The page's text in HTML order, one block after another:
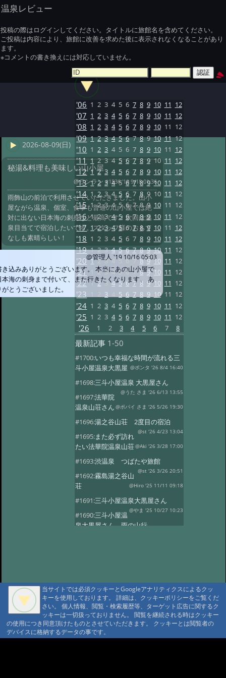
温泉レビュー
投稿の際はログインしてください。タイトルに旅館名を含めてください。
ご投稿は内容により、旅館に改善を求めた後に表示されなくなることがあり
ます。
※コメントの書き換えには対応していません。
2026-08-09(日)
秘湯&料理も美味しい山小屋
@ランラン #1536 '19 9/18 01:36
雨飾山の前泊で利用させていただきました。山小
屋ながら温泉、個室、食事も普通の山小屋では絶
対に出ない日本海の刺身など最高です！次回は温
泉目当てで宿泊したいです。スタッフ様のおもて
なしも素晴らしい！
@管理人 '19 10/16 05:03
き込みありがとうございます。 本当にあの山小屋で
本海の刺身まで付いて、また行きたくなります。 あ
がとうございました。
'06 1 2 3 4 5 6 7 8 9 10 11 12
'07 1 2 3 4 5 6 7 8 9 10 11 12
'08 1 2 3 4 5 6 7 8 9 10 11 12
'09 1 2 3 4 5 6 7 8 9 10 11 12
'10 1 2 3 4 5 6 7 8 9 10 11 12
'11 1 2 3 4 5 6 7 8 9 10 11 12
'12 1 2 3 4 5 6 7 8 9 10 11 12
'13 1 2 3 4 5 6 7 8 9 10 11 12
'14 1 2 3 4 5 6 7 8 9 10 11 12
'15 1 2 3 4 5 6 7 8 9 10 11 12
'16 1 2 3 4 5 6 7 8 9 10 11 12
'17 1 2 3 4 5 6 7 8 9 10 11 12
'18 1 2 3 4 5 6 7 8 9 10 11 12
'19 1 2 3 4 5 6 7 8 9 10 11 12
'20 1 2 3 4 5 6 7 8 9 10 11 12
'21 1 2 3 4 5 6 7 8 9 10 11 12
'22 1 2 3 4 5 6 7 8 9 10 11 12
'23 1 2 3 4 5 6 7 8 9 10 11 12
'24 1 2 3 4 5 6 7 8 9 10 11 12
'25 1 2 3 4 5 6 7 8 9 10 11 12
'26 1 2 3 4 5 6 7 8
最新記事 1-50
#1700:いつも幸福な時間が流れる三
斗小屋温泉大黒屋 @ポンタ '26 8/4 16:40
#1698:三斗小屋温泉 大黒屋さん
@うた さま '26 6/13 13:55
#1697:法華院
温泉山荘さん @ポパイ さま '26 5/26 19:30
#1696:湯之谷山荘 2度目の宿泊
@st '26 4/23 13:04
#1695:また必ず訪れ
たい法華院温泉山荘@Aki '26 3/28 17:00
#1693:渋温泉 つばたや旅館
@st '26 3/26 20:51
#1692:霧島湯之谷山
荘
@Hiro '25 11/11 09:18
#1691:三斗小屋温泉大黒屋さん
@やま '25 10/27 10:23
#1690:三斗小屋温
泉大黒屋さん 雨の山行
#1686:何度でも行きたい宿 三斗小屋
温泉大黒屋
@府中のぼる '25 10/17 08:55
#1685:最高のお風呂 三斗小屋温泉大
黒屋
@Naotan '25 10/12 09:11
#1684:お湯良し、ご飯良し、人良し
当サイトでは必須クッキーとGoogleアナリティクスによるクッ
キーを使用しております。 詳細は、クッキーポリシーをご覧くだ
さい。 個人情報、閲覧・検索履歴等、ターゲット広告に関するク
ッキーは一切扱っておりません。 閲覧を継続される時はクッキー
の使用につき同意頂けたものとさせていただきます。 クッキーとは閲覧者の
デバイスに格納するデータの事です。